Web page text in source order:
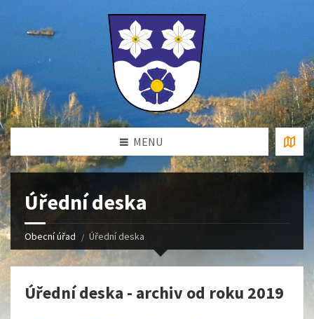
MENU
Úřední deska
Obecní úřad Úřední deska
Úřední deska - archiv od roku 2019